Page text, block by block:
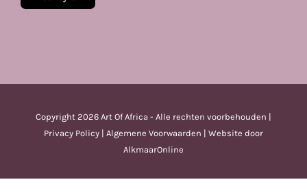
Copyright 2026 Art Of Africa - Alle rechten voorbehouden |
Privacy Policy | Algemene Voorwaarden | Website door
AlkmaarOnline